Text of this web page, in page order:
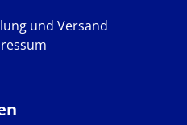
und Versand